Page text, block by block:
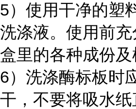
5）使用干净的塑
洗涤液。使用前
盒里的各种成份及
6）洗涤酶标板时
干，不要将吸水